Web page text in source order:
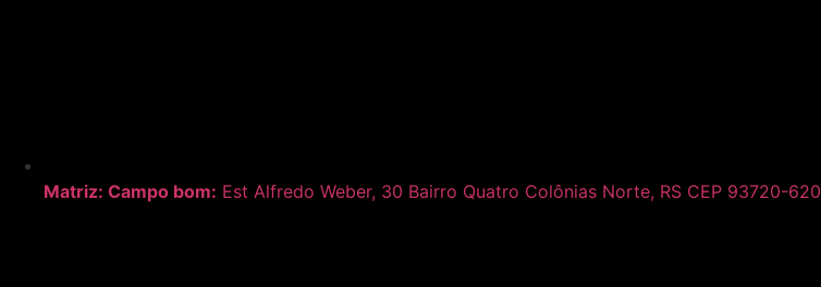
Matriz: Campo bom: Est Alfredo Weber, 30 Bairro Quatro Colônias Norte, RS CEP 93720-620